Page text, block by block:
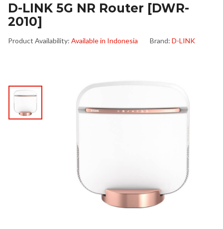
D-LINK 5G NR Router [DWR-
2010]
Product Availability: Available in Indonesia Brand: D-LINK